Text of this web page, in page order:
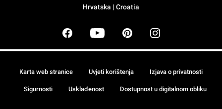
Hrvatska | Croatia
Karta web stranice Uvjeti korištenja Izjava o privatnosti
Sigurnosti Usklađenost Dostupnost u digitalnom obliku